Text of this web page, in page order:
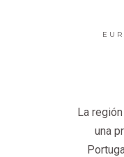
La
una